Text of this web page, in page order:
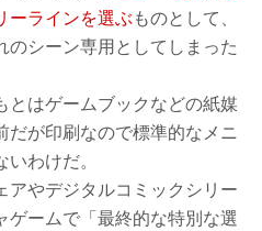
ーラインを選ぶ ものとして、
のシーン専用としてしまった
とはゲームブックなどの紙媒
だが印刷なので標準的なメニ
わけだ。
アやデジタルコミックシリー
ゲームで「最終的な特別な選